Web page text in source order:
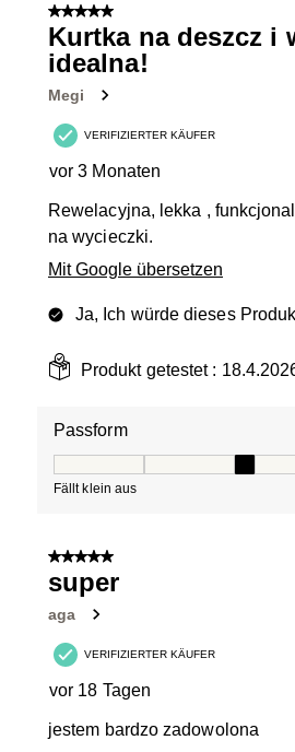
5 von 5 Sternen.
Kurtka na deszcz i
idealna!
Megi
VERIFIZIERTER KÄUFER
vor 3 Monaten
Rewelacyjna, lekka ,
na wycieczki.
Mit Google übersetzen
Ja, Ich würde dieses
Produkt getestet :
Passform
Fällt klein aus
5 von 5 Sternen.
super
aga
VERIFIZIERTER KÄUFER
vor 18 Tagen
jestem bardzo zadowolona